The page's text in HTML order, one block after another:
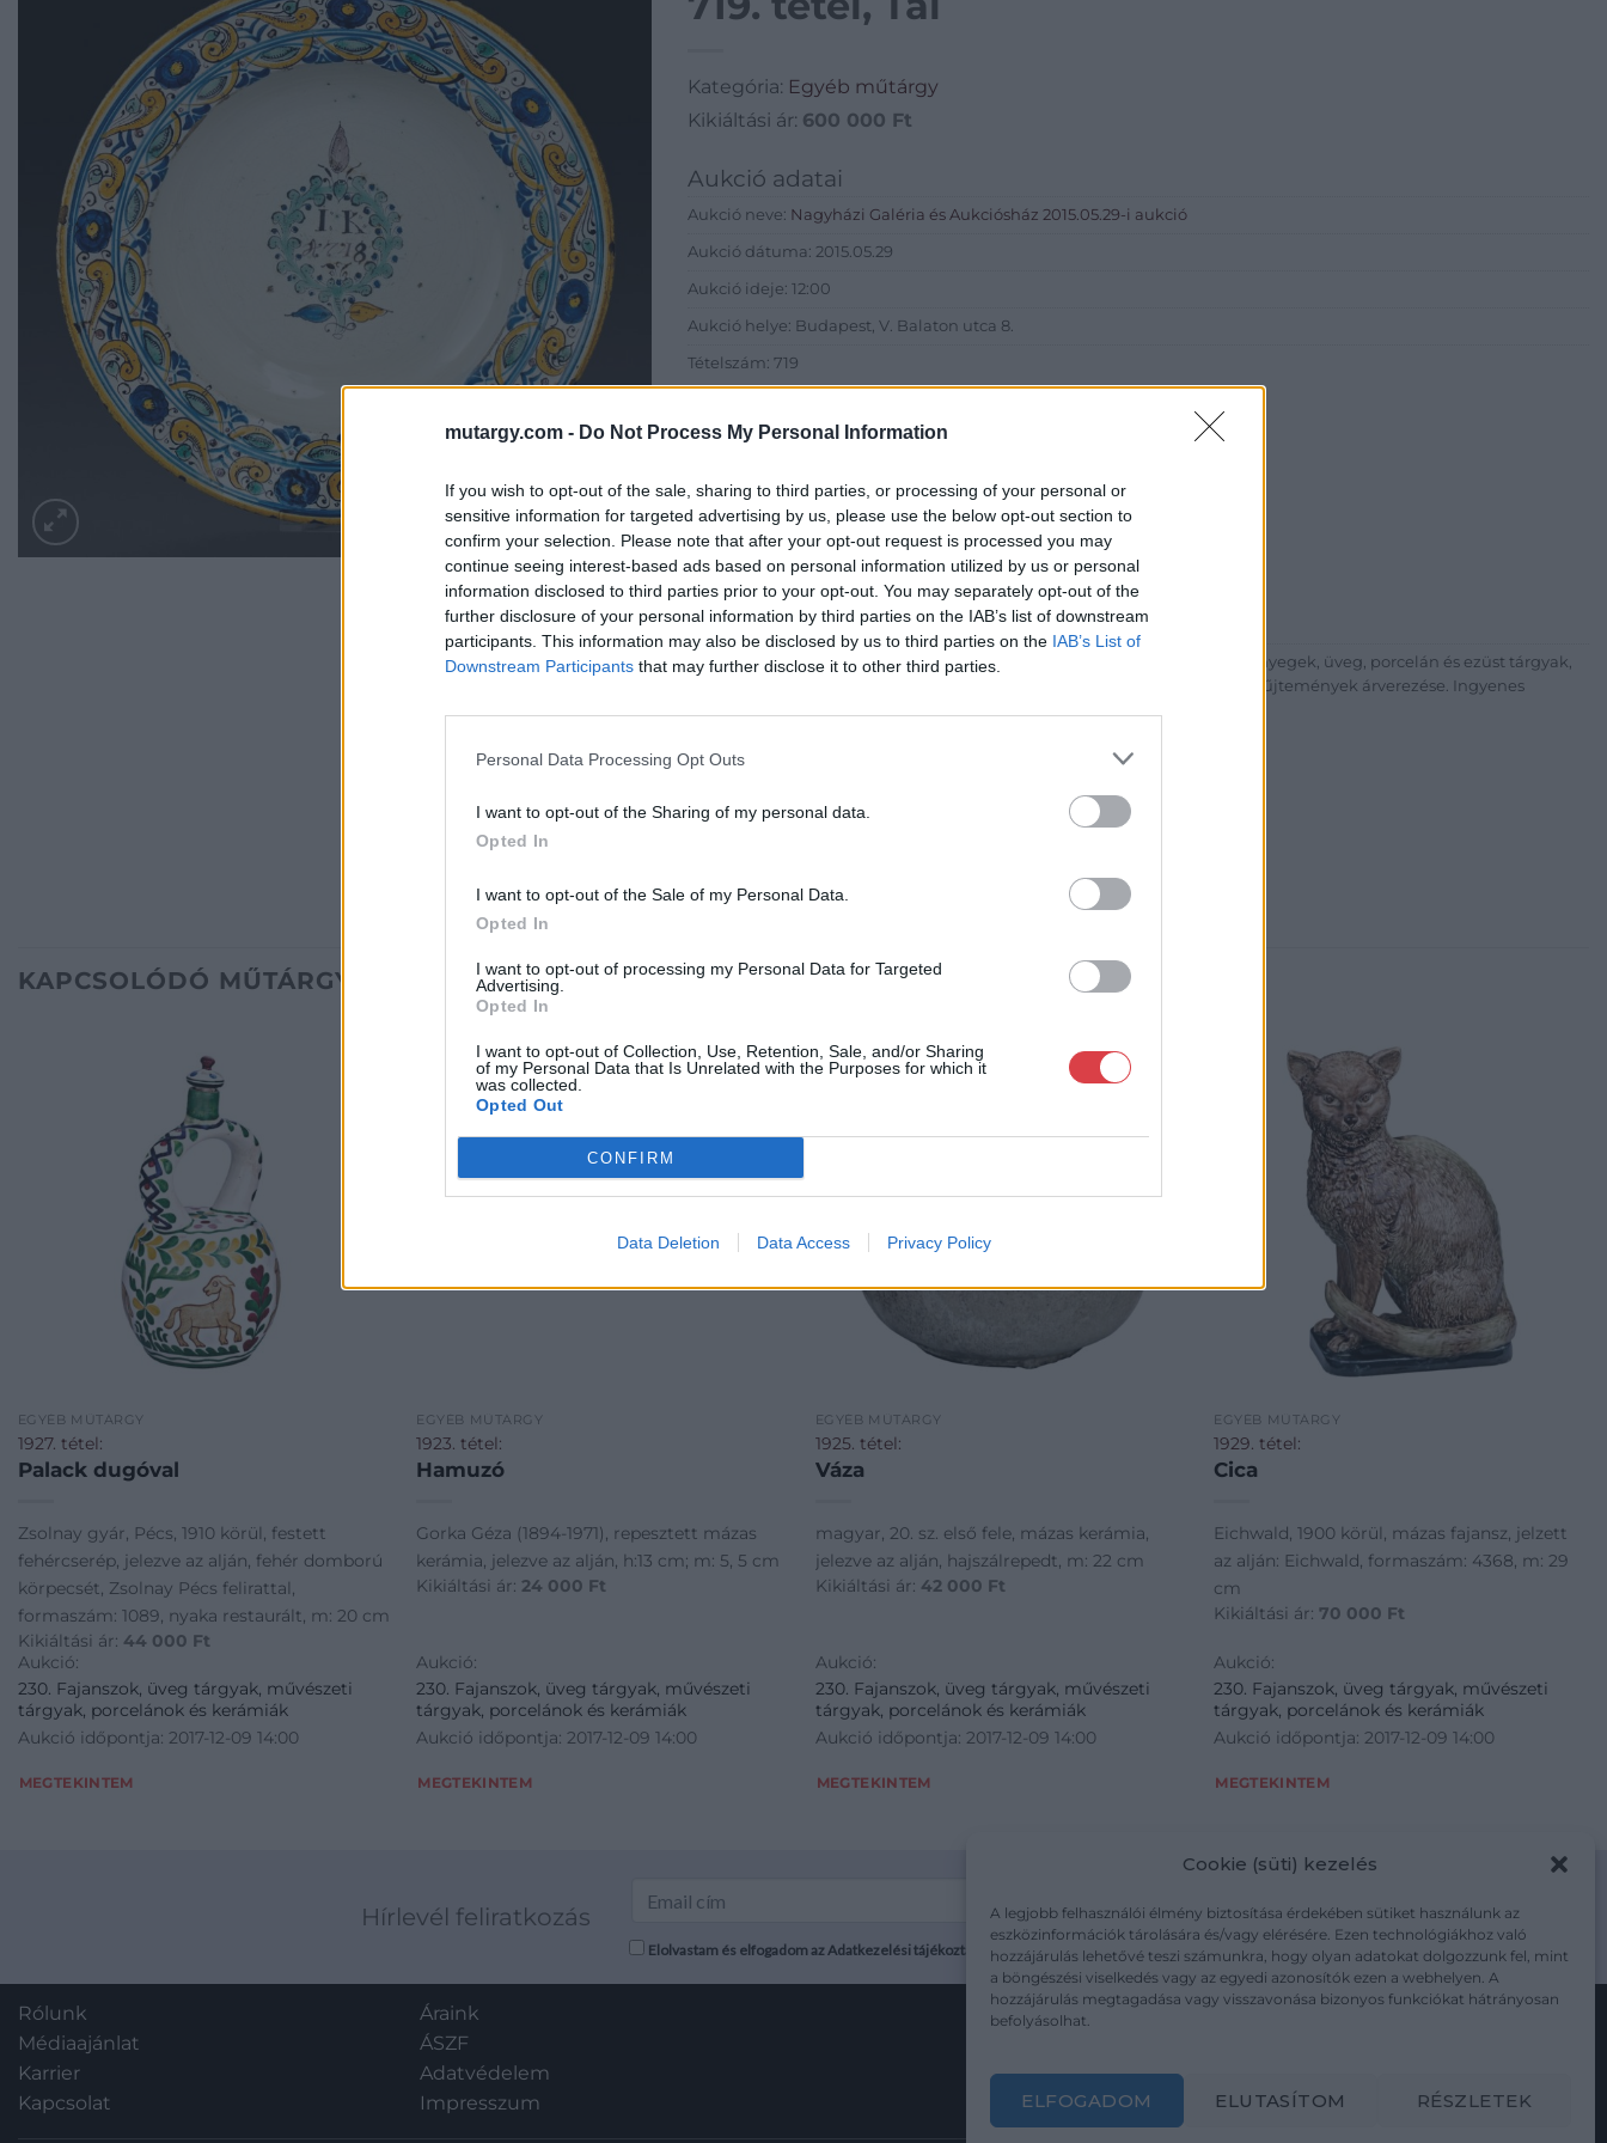
mutargy.com - Do Not Process My Personal Information
If you wish to opt-out of the sale, sharing to third parties, or processing of your personal or
sensitive information for targeted advertising by us, please use the below opt-out section to
confirm your selection. Please note that after your opt-out request is processed you may
continue seeing interest-based ads based on personal information utilized by us or personal
information disclosed to third parties prior to your opt-out. You may separately opt-out of the
further disclosure of your personal information by third parties on the IAB’s list of downstream
participants. This information may also be disclosed by us to third parties on the IAB’s List of
Downstream Participants that may further disclose it to other third parties.
Personal Data Processing Opt Outs
I want to opt-out of the Sharing of my personal data.
Opted In
I want to opt-out of the Sale of my Personal Data.
Opted In
I want to opt-out of processing my Personal Data for Targeted
Advertising.
Opted In
I want to opt-out of Collection, Use, Retention, Sale, and/or Sharing
of my Personal Data that Is Unrelated with the Purposes for which it
was collected.
Opted Out
CONFIRM
Data Deletion Data Access Privacy Policy
Cookie (süti) kezelés
A legjobb felhasználói élmény biztosítása érdekében sütiket használunk az
eszközinformációk tárolására és/vagy elérésére. Ezen technológiákhoz való
hozzájárulás lehetővé teszi számunkra, hogy olyan adatokat dolgozzunk fel, mint
a böngészési viselkedés vagy az egyedi azonosítók ezen a webhelyen. A
hozzájárulás megtagadása vagy visszavonása bizonyos funkciókat hátrányosan
befolyásolhat.
ELFOGADOM ELUTASÍTOM RÉSZLETEK
Kategória: Egyéb műtárgy
Kikiáltási ár: 600 000 Ft
Aukció adatai
Aukció neve: Nagyházi Galéria és Aukciósház 2015.05.29-i aukció
Aukció dátuma: 2015.05.29
Aukció ideje: 12:00
Aukció helye: Budapest, V. Balaton utca 8.
Tételszám: 719
Eladó adatai
Cím: Müller Márta
Nagyházi Galéria és Aukciósház Kft.
1055 Budapest, Balaton utca 8.
Telefon: +361 475 6000 +361 4756005
Weboldal:http://www.nagyhazi.hu
Bemutatkozás: Magas színvonalú festmények és műtárgyak, bútorok, szőnyegek, üveg, porcelán és ezüst tárgyak,
ékszerek, néprajzi tárgyak értékesítése és aukcionálása. Hagyatékok és gyűjtemények árverezése. Ingyenes
GALÉRIA TOVÁBBI MŰTÁRGYAI
KAPCSOLÓDÓ MŰTÁRGYAK
EGYÉB MŰTÁRGY
1927. tétel:
Palack dugóval
Zsolnay gyár, Pécs, 1910 körül, festett
fehércserép, jelezve az alján, fehér domború
körpecsét, Zsolnay Pécs felirattal,
formaszám: 1089, nyaka restaurált, m: 20 cm
Kikiáltási ár: 44 000 Ft
Aukció:
230. Fajanszok, üveg tárgyak, művészeti
tárgyak, porcelánok és kerámiák
Aukció időpontja: 2017-12-09 14:00
MEGTEKINTEM
EGYÉB MŰTÁRGY
1923. tétel:
Hamuzó
Gorka Géza (1894-1971), repesztett mázas
kerámia, jelezve az alján, h:13 cm; m: 5, 5 cm
Kikiáltási ár: 24 000 Ft
Aukció:
230. Fajanszok, üveg tárgyak, művészeti
tárgyak, porcelánok és kerámiák
Aukció időpontja: 2017-12-09 14:00
MEGTEKINTEM
EGYÉB MŰTÁRGY
1925. tétel:
Váza
magyar, 20. sz. első fele, mázas kerámia,
jelezve az alján, hajszálrepedt, m: 22 cm
Kikiáltási ár: 42 000 Ft
Aukció:
230. Fajanszok, üveg tárgyak, művészeti
tárgyak, porcelánok és kerámiák
Aukció időpontja: 2017-12-09 14:00
MEGTEKINTEM
EGYÉB MŰTÁRGY
1929. tétel:
Cica
Eichwald, 1900 körül, mázas fajansz, jelzett
az alján: Eichwald, formaszám: 4368, m: 29
cm
Kikiáltási ár: 70 000 Ft
Aukció:
230. Fajanszok, üveg tárgyak, művészeti
tárgyak, porcelánok és kerámiák
Aukció időpontja: 2017-12-09 14:00
MEGTEKINTEM
Hírlevél feliratkozás
Elolvastam és elfogadom az Adatkezelési tájékoztatót: mutargy.com/adatkezelesi-tajekoztato/
Rólunk
Médiaajánlat
Karrier
Kapcsolat
Áraink
ÁSZF
Adatvédelem
Impresszum